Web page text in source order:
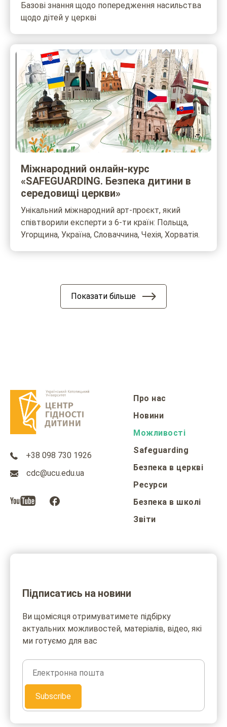
Базові знання щодо попередження насильства
щодо дітей у церкві
Міжнародний онлайн-курс
«SAFEGUARDING. Безпека дитини в
середовищі церкви»
Унікальний міжнародний арт-проєкт, який
співтворили експерти з 6-ти країн: Польща,
Угорщина, Україна, Словаччина, Чехія, Хорватія.
Показати більше
+38 098 730 1926
cdc@ucu.edu.ua
Про нас
Новини
Можливості
Safeguarding
Безпека в церкві
Ресурси
Безпека в школі
Звіти
Підписатись на новини
Ви щомісяця отримуватимете підбірку
актуальних можливостей, матеріалів, відео, які
ми готуємо для вас